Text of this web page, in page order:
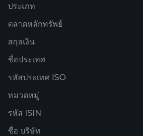
ประเภท
ตลาดหลักทรัพย์
สกุลเงิน
ชื่อประเทศ
รหัสประเทศ ISO
หมวดหมู่
รหัส ISIN
ชื่อ บริษัท